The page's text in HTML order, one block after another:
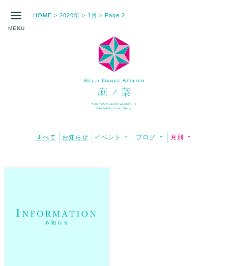
MENU
HOME > 2020年 > 1月 > Page 2
すべて お知らせ イベント ブログ 月別